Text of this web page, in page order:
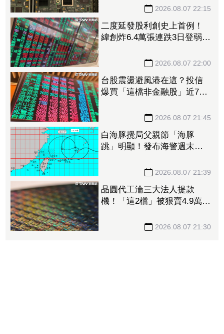
2026.08.07 22:15
二度延發股利創史上首例！
緯創炸6.4萬張連跌3日登弱勢
2026.08.07 22:00
台股震盪避風港在這？投信
爆買「這檔非金融股」近7千
2026.08.07 21:45
白海豚攪局父親節「海豚
跳」明顯！發布海警週末影
2026.08.07 21:39
晶圓代工淪三大法人提款
機！「這2檔」被狠賣4.9萬
2026.08.07 21:30